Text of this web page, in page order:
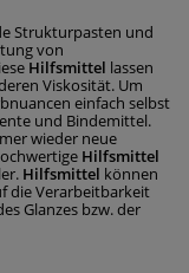
Strukturpasten und
von
Hilfsmittel lassen
Viskosität. Um
einfach selbst
und Bindemittel.
wieder neue
Hilfsmittel
Hilfsmittel können
die Verarbeitbarkeit
Glanzes bzw. der